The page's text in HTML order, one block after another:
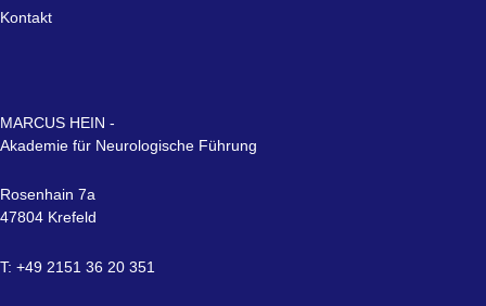
Kontakt
MARCUS HEIN -
Akademie für Neurologische Führung
Rosenhain 7a
47804 Krefeld
T: +49 2151 36 20 351